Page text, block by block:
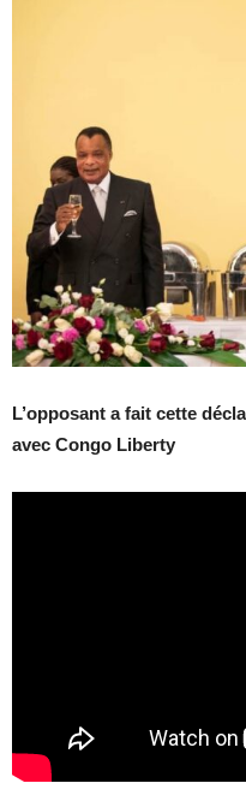
L’opposant a fait cette
avec Congo Liberty